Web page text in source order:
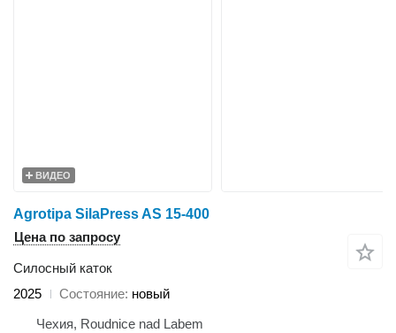
ВИДЕО
Agrotipa SilaPress AS 15-400
Цена по запросу
Силосный каток
2025
Состояние новый
Чехия, Roudnice nad Labem